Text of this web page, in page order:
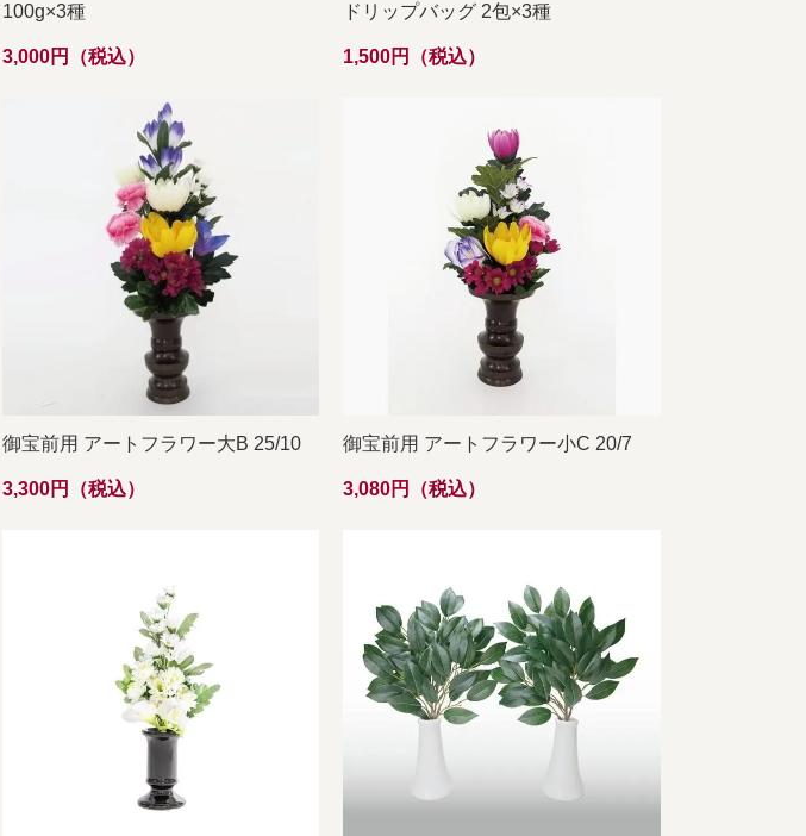
100g×3種
3,000円（税込）
ドリップバッグ 2包×3種
1,500円（税込）
御宝前用 アートフラワー大B 25/10
3,300円（税込）
御宝前用 アートフラワー小C 20/7
3,080円（税込）